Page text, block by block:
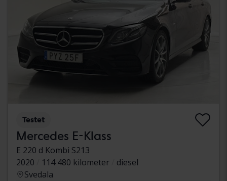
Testet
Mercedes E-Klass
E 220 d Kombi S213
2020
114 480 kilometer
diesel
Svedala